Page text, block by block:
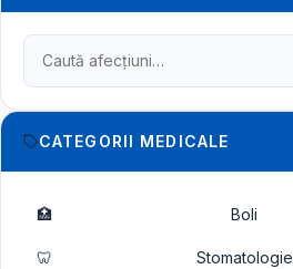
Caută în dicționarul medical
CATEGORII MEDICALE
🏥 Boli
🦷 Stomatologie